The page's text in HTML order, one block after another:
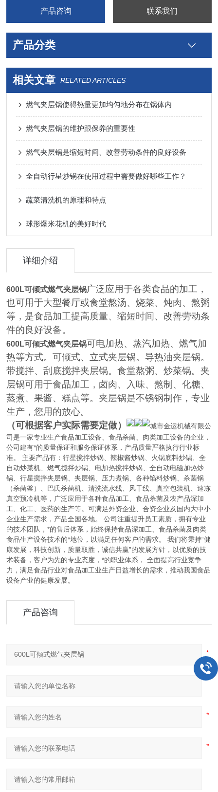
产品咨询 联系我们
产品分类
相关文章 RELATED ARTICLES
燃气夹层锅使得热量更加均匀地分布在锅体内
燃气夹层锅的维护跟保养的重要性
燃气夹层锅是缩短时间、改善劳动条件的良好设备
全自动行星炒锅在使用过程中需要做好哪些工作？
蔬菜清洗机的原理和特点
球形爆米花机的美好时代
详细介绍
600L可倾式燃气夹层锅广泛应用于各类食品的加工，
也可用于大型餐厅或食堂熬汤、烧菜、炖肉、熬粥
等， 是食品加工提高质量、缩短时间、改善劳动条
件的良好设备。
600L可倾式燃气夹层锅可电加热、蒸汽加热、燃气加
热等方式。可倾式、立式夹层锅。导热油夹层锅。
带搅拌、刮底搅拌夹层锅。食堂熬粥、炒菜锅。夹
层锅可用于食品加工，卤肉、入味、熬制、化糖、
蒸煮、果酱、糕点等。夹层锅是不锈钢制作，专业
生产 ，您用的放心。
（可根据客户实际需要定做）
城市金运机械有限公
司是一家专业生产食品加工设备、食品杀菌、肉类加工设备的企业，
公司建有*的质量保证和服务保证体系，产品质量严格执行行业标
准。 主要产品有：行星搅拌炒锅、辣椒酱炒锅、火锅底料炒锅、全
自动炒菜机、燃气搅拌炒锅、电加热搅拌炒锅、全自动电磁加热炒
锅、行星搅拌夹层锅、夹层锅、压力煮锅、各种馅料炒锅、杀菌锅
（杀菌釜）、巴氏杀菌机、清洗流水线、风干线、真空包装机、速冻
真空预冷机等，广泛应用于各种食品加工、食品杀菌及农产品深加
工、化工、医药的生产等。可满足外资企业、合资企业及国内大中小
企业生产需求，产品全国各地。 公司注重提升员工素质，拥有专业
的技术团队，*的售后体系，始终保持食品深加工、食品杀菌及肉类
食品生产设备技术的*地位，以满足任何客户的需求。 我们将秉持“健
康发展，科技创新，质量取胜，诚信共赢”的发展方针，以优质的技
术装备，客户为先的专业态度，*的职业体系， 全面提高行业竞争
力，满足食品行业对食品加工业生产日益增长的需求，推动我国食品
设备产业的健康发展。
产品咨询